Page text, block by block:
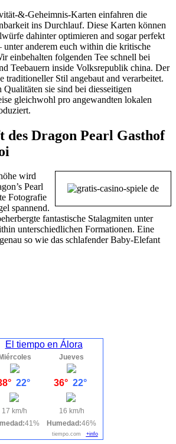
&-Geheimnis-Karten einfahren die
ins Durchlauf. Diese Karten können
dahinter optimieren and sogar perfekt
unter anderem euch within die kritische
einbehalten folgenden Tee schnell bei
Teebauern inside Volksrepublik china. Der
traditioneller Stil angebaut and verarbeitet.
Qualitäten sie sind bei diesseitigen
gleichwohl pro angewandten lokalen
des Dragon Pearl Gasthof
wird
Pearl
Fotografie
spannend.
fantastische Stalagmiten unter
unterschiedlichen Formationen. Eine
so wie das schlafender Baby-Elefant
El tiempo en Álora
Miércoles
22°
17 km/h
41%
Jueves
36° 22°
16 km/h
Humedad:46%
tiempo.com +info